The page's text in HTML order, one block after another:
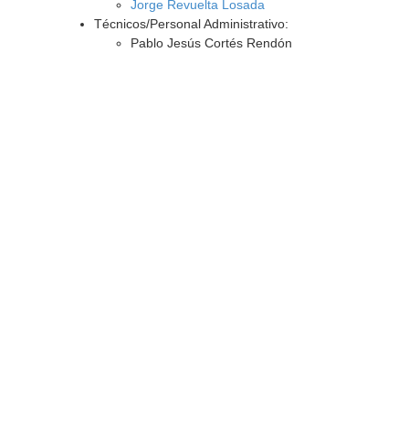
Jorge Revuelta Losada
Técnicos/Personal Administrativo:
Pablo Jesús Cortés Rendón